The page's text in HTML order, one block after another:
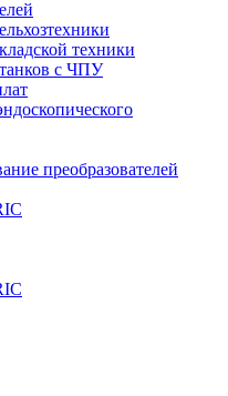
техники
с ЧПУ
преобразователей